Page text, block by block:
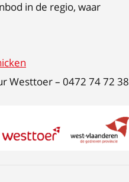
in de regio, waar
Westtoer – 0472 74 72 38